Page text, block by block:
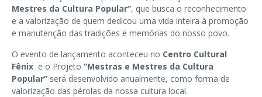
Mestres da Cultura Popular”, que busca o reconhecimento
e a valorização de quem dedicou uma vida inteira à promoção
e manutenção das tradições e memórias do nosso povo.
O evento de lançamento aconteceu no Centro Cultural
Fênix e o Projeto “Mestras e Mestres da Cultura
Popular” será desenvolvido anualmente, como forma de
valorização das pérolas da nossa cultura local.